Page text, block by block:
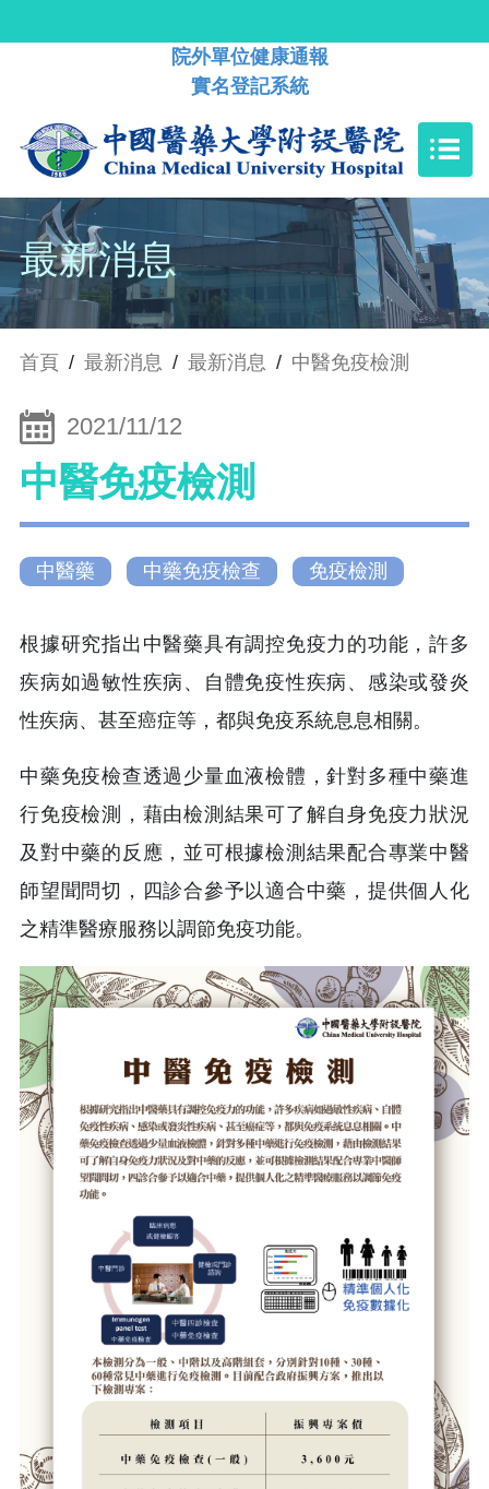
院外單位健康通報
實名登記系統
最新消息
首頁 / 最新消息 / 最新消息 / 中醫免疫檢測
2021/11/12
中醫免疫檢測
中醫藥 中藥免疫檢查 免疫檢測
根據研究指出中醫藥具有調控免疫力的功能，許多
疾病如過敏性疾病、自體免疫性疾病、感染或發炎
性疾病、甚至癌症等，都與免疫系統息息相關。
中藥免疫檢查透過少量血液檢體，針對多種中藥進
行免疫檢測，藉由檢測結果可了解自身免疫力狀況
及對中藥的反應，並可根據檢測結果配合專業中醫
師望聞問切，四診合參予以適合中藥，提供個人化
之精準醫療服務以調節免疫功能。